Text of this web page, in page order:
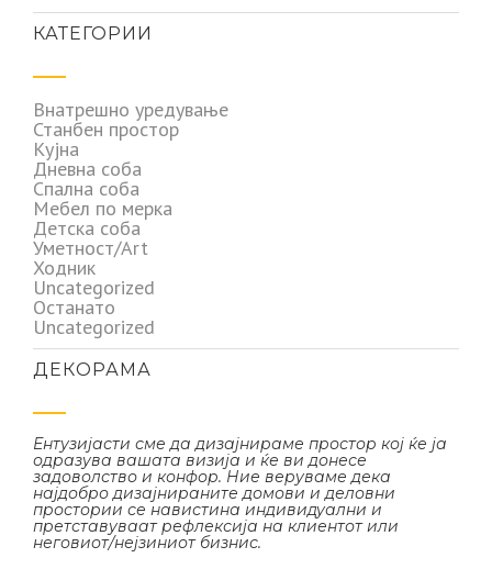
КАТЕГОРИИ
Внатрешно уредување
Станбен простор
Кујна
Дневна соба
Спална соба
Мебел по мерка
Детска соба
Уметност/Art
Ходник
Uncategorized
Останато
Uncategorized
ДЕКОРАМА
Ентузијасти сме да дизајнираме простор кој ќе ја
одразува вашата визија и ќе ви донесе
задоволство и конфор. Ние веруваме дека
најдобро дизајнираните домови и деловни
простории се навистина индивидуални и
претставуваат рефлексија на клиентот или
неговиот/нејзиниот бизнис.